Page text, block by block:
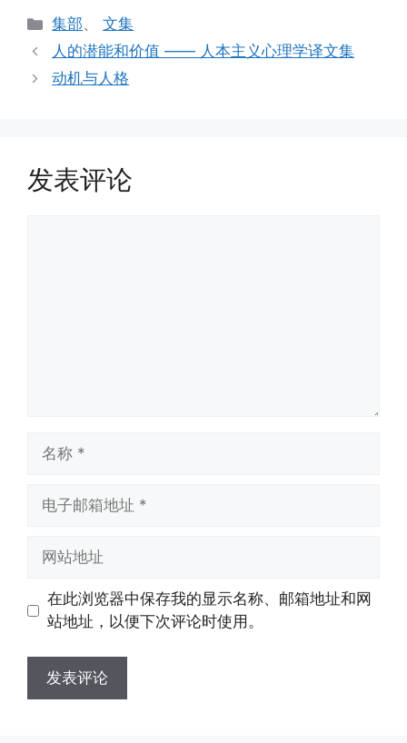
分
类
集部、文集
人的潜能和价值 —— 人本主义心理学译文集
动机与人格
发表评论
址
址
在此浏览器中保存我的显示名称、邮箱地址和网
站地址，以便下次评论时使用。